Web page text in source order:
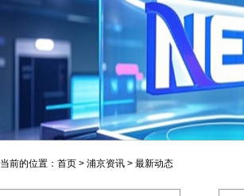
前的位置：首页 > 浦京资讯 > 最新动态